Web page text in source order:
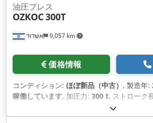
אשדוד 9,057 km
油圧プレス
OZKOC300T
価格情報
コンディション: ほぼ新品（中古） , 製造年:
稼働しています, 加圧力: 300 t, ストローク
600 mm
マニュアル,